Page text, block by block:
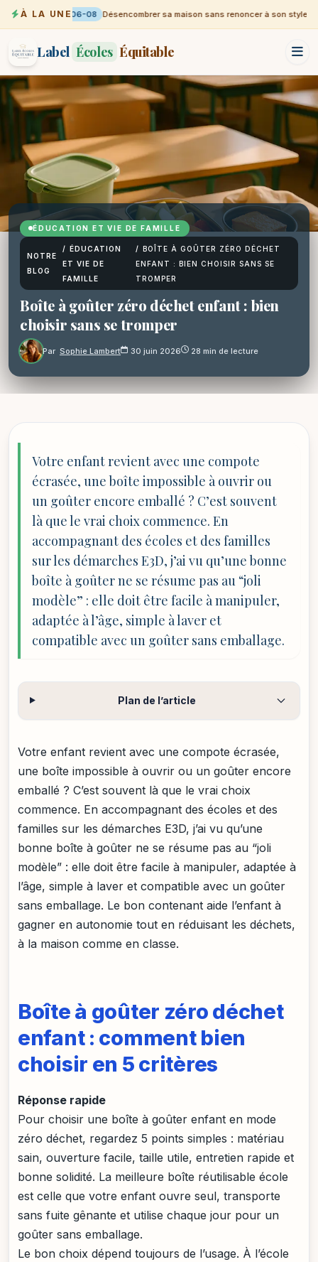
À LA UNE06-08 Désencombrer sa maison sans renoncer à son style
Label Écoles Équitable
ÉDUCATION ET VIE DE FAMILLE
NOTRE
BLOG
/ ÉDUCATION
ET VIE DE
FAMILLE
/ BOÎTE À GOÛTER ZÉRO DÉCHET
ENFANT : BIEN CHOISIR SANS SE
TROMPER
Boîte à goûter zéro déchet enfant : bien
choisir sans se tromper
Par Sophie Lambert 30 juin 2026 28 min de lecture
Votre enfant revient avec une compote
écrasée, une boîte impossible à ouvrir ou
un goûter encore emballé ? C’est souvent
là que le vrai choix commence. En
accompagnant des écoles et des familles
sur les démarches E3D, j’ai vu qu’une bonne
boîte à goûter ne se résume pas au “joli
modèle” : elle doit être facile à manipuler,
adaptée à l’âge, simple à laver et
compatible avec un goûter sans emballage.
Plan de l’article
Votre enfant revient avec une compote écrasée,
une boîte impossible à ouvrir ou un goûter encore
emballé ? C’est souvent là que le vrai choix
commence. En accompagnant des écoles et des
familles sur les démarches E3D, j’ai vu qu’une
bonne boîte à goûter ne se résume pas au “joli
modèle” : elle doit être facile à manipuler, adaptée à
l’âge, simple à laver et compatible avec un goûter
sans emballage. Le bon contenant aide l’enfant à
gagner en autonomie tout en réduisant les déchets,
à la maison comme en classe.
Boîte à goûter zéro déchet
enfant : comment bien
choisir en 5 critères
Réponse rapide
Pour choisir une boîte à goûter enfant en mode
zéro déchet, regardez 5 points simples : matériau
sain, ouverture facile, taille utile, entretien rapide et
bonne solidité. La meilleure boîte réutilisable école
est celle que votre enfant ouvre seul, transporte
sans fuite gênante et utilise chaque jour pour un
goûter sans emballage.
Le bon choix dépend toujours de l’usage. À l’école